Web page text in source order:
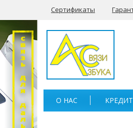
Сертификаты
О НАС КРЕДИТ